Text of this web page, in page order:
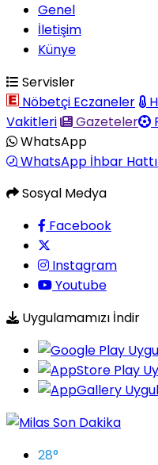
Genel
İletişim
Künye
Servisler
Nöbetçi Eczaneler
Vakitleri
Gazeteler
WhatsApp
WhatsApp İhbar Hattı
Sosyal Medya
Facebook
Instagram
Youtube
Uygulamamızı İndir
28°